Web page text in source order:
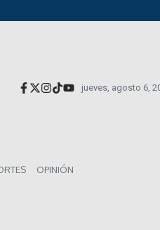
en salarios y precios
jueves, agosto 6,
OPINIÓN